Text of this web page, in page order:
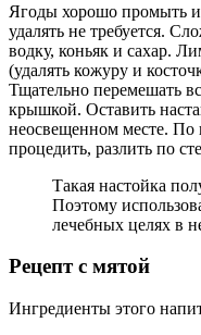
Ягоды хорошо промыть
удалять не требуется.
водку, коньяк и сахар.
(удалять кожуру и
Тщательно перемешать
крышкой. Оставить
неосвещенном месте. По
процедить, разлить по
Такая настойка
Поэтому
лечебных целях в
Рецепт с мятой
Ингредиенты этого